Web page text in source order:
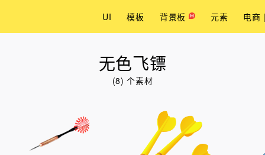
UI 模板 背景板 元素 电商
无色飞镖
(8) 个素材